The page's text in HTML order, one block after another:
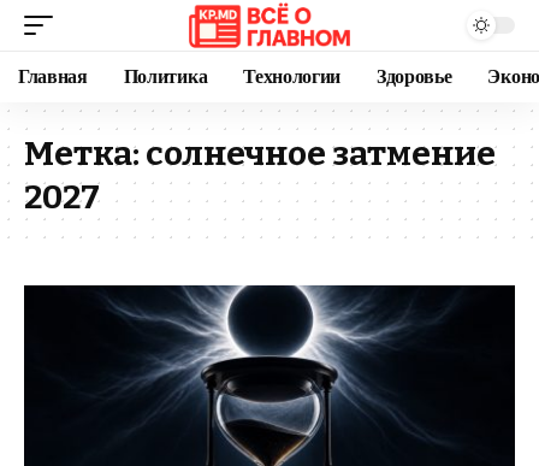
Главная Политика Технологии Здоровье
Метка: солнечное затмение
2027